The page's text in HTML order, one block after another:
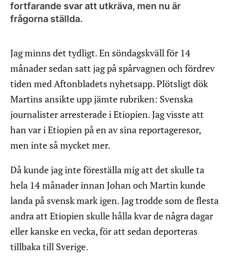
fortfarande svar att utkräva, men nu är
frågorna ställda.
Jag minns det tydligt. En söndagskväll för 14
månader sedan satt jag på spårvagnen och fördrev
tiden med Aftonbladets nyhetsapp. Plötsligt dök
Martins ansikte upp jämte rubriken: Svenska
journalister arresterade i Etiopien. Jag visste att
han var i Etiopien på en av sina reportageresor,
men inte så mycket mer.
Då kunde jag inte föreställa mig att det skulle ta
hela 14 månader innan Johan och Martin kunde
landa på svensk mark igen. Jag trodde som de flesta
andra att Etiopien skulle hålla kvar de några dagar
eller kanske en vecka, för att sedan deporteras
tillbaka till Sverige.